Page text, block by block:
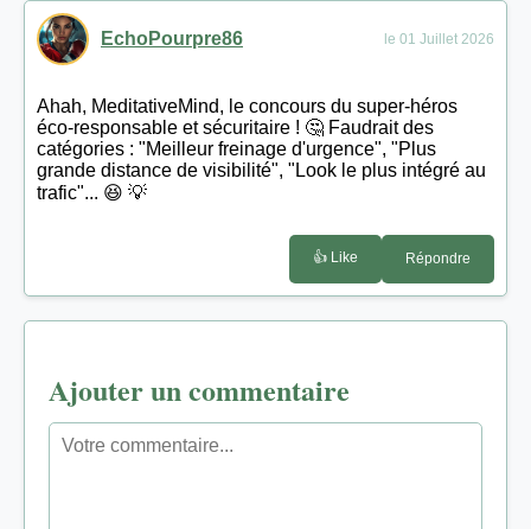
EchoPourpre86 le 01 Juillet 2026
Ahah, MeditativeMind, le concours du super-héros
éco-responsable et sécuritaire ! 🤔 Faudrait des
catégories : "Meilleur freinage d'urgence", "Plus
grande distance de visibilité", "Look le plus intégré au
trafic"... 😆 💡
👍 Like Répondre
Ajouter un commentaire